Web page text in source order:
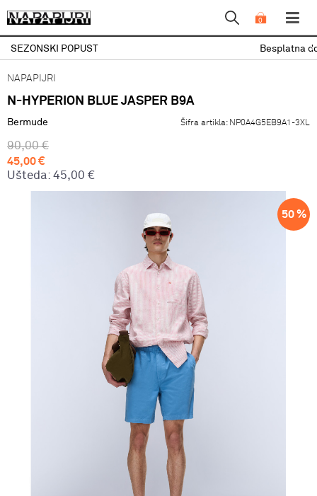
0
Besplatna dostava u roku od 3 do 5
NAPAPIJRI
N-HYPERION BLUE JASPER B9A
Bermude Šifra artikla: NP0A4G5EB9A1-3XL
90,00 €
45,00€
Ušteda: 45,00 €
50 %